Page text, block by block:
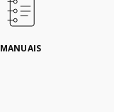
MANUAIS